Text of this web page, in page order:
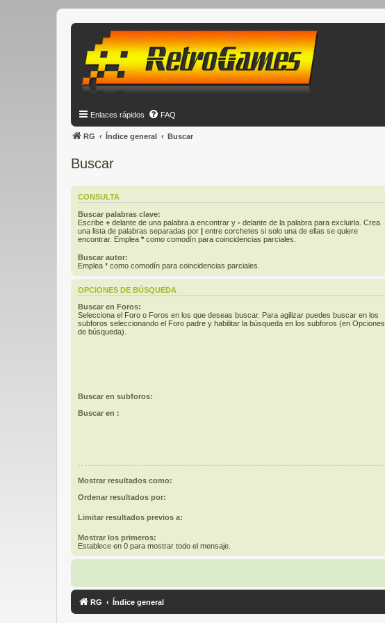
Enlaces rápidos FAQ
RG Índice general Buscar
Buscar
CONSULTA
Buscar palabras clave:
Escribe + delante de una palabra a encontrar y - delante de la palabra para excluirla. Crea
una lista de palabras separadas por | entre corchetes si solo una de ellas se quiere
encontrar. Emplea * como comodín para coincidencias parciales.
Buscar autor:
Emplea * como comodín para coincidencias parciales.
OPCIONES DE BÚSQUEDA
Buscar en Foros:
Selecciona el Foro o Foros en los que deseas buscar. Para agilizar puedes buscar en los
subforos seleccionando el Foro padre y habilitar la búsqueda en los subforos (en Opciones
de búsqueda).
Buscar en subforos:
Buscar en :
Mostrar resultados como:
Ordenar resultados por:
Limitar resultados previos a:
Mostrar los primeros:
Establece en 0 para mostrar todo el mensaje.
RG Índice general